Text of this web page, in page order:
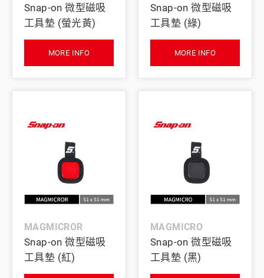
Snap-on 微型磁吸
工具墊 (螢光黃)
MORE INFO
Snap-on 微型磁吸
工具墊 (綠)
MORE INFO
MAGMICROR
Snap-on 微型磁吸
工具墊 (紅)
MAGMICRO
Snap-on 微型磁吸
工具墊 (黑)